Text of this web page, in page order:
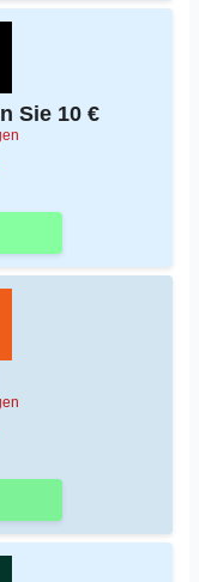
Sie 10 €